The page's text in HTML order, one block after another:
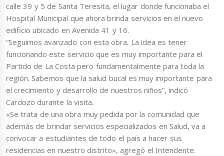
calle 39 y 5 de Santa Teresita, el lugar donde funcionaba el
Hospital Municipal que ahora brinda servicios en el nuevo
edificio ubicado en Avenida 41 y 16.
“Seguimos avanzado con esta obra. La idea es tener
funcionando este servicio que es muy importante para el
Partido de La Costa pero fundamentalmente para toda la
región. Sabemos que la salud bucal es muy importante para
el crecimiento y desarrollo de nuestros niños”, indicó
Cardozo durante la visita.
«Se trata de una obra muy pedida por la comunidad que
además de brindar servicios especializados en Salud, va a
convocar a estudiantes de todo el país a hacer sus
residencias en nuestro distrito», agregó el Intendente.